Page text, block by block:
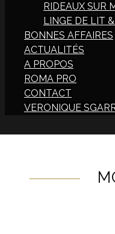
RIDEAUX SUR
LINGE DE LIT
BONNES AFFAIRES
ACTUALITÉS
A PROPOS
ROMA PRO
CONTACT
VERONIQUE